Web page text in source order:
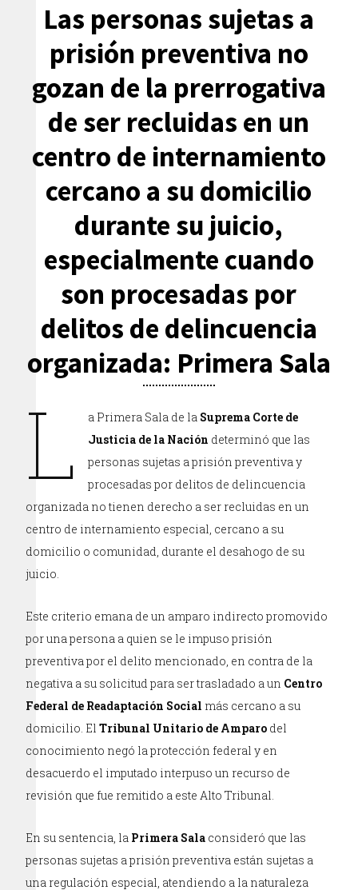
Las personas sujetas a
prisión preventiva no
gozan de la prerrogativa
de ser recluidas en un
centro de internamiento
cercano a su domicilio
durante su juicio,
especialmente cuando
son procesadas por
delitos de delincuencia
organizada: Primera Sala
L a Primera Sala de la Suprema Corte de
Justicia de la Nación determinó que las
personas sujetas a prisión preventiva y
procesadas por delitos de delincuencia
organizada no tienen derecho a ser recluidas en un
centro de internamiento especial, cercano a su
domicilio o comunidad, durante el desahogo de su
juicio.
Este criterio emana de un amparo indirecto promovido
por una persona a quien se le impuso prisión
preventiva por el delito mencionado, en contra de la
negativa a su solicitud para ser trasladado a un Centro
Federal de Readaptación Social más cercano a su
domicilio. El Tribunal Unitario de Amparo del
conocimiento negó la protección federal y en
desacuerdo el imputado interpuso un recurso de
revisión que fue remitido a este Alto Tribunal.
En su sentencia, la Primera Sala consideró que las
personas sujetas a prisión preventiva están sujetas a
una regulación especial, atendiendo a la naturaleza